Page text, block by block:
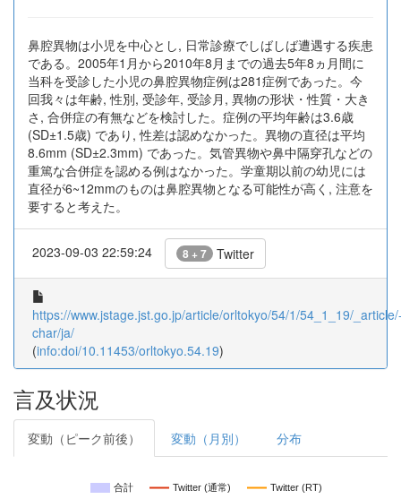
鼻腔異物は小児を中心とし, 日常診療でしばしば遭遇する疾患
である。2005年1月から2010年8月までの過去5年8ヵ月間に
当科を受診した小児の鼻腔異物症例は281症例であった。今
回我々は年齢, 性別, 受診年, 受診月, 異物の形状・性質・大き
さ, 合併症の有無などを検討した。症例の平均年齢は3.6歳
(SD±1.5歳) であり, 性差は認めなかった。異物の直径は平均
8.6mm (SD±2.3mm) であった。気管異物や鼻中隔穿孔などの
重篤な合併症を認める例はなかった。学童期以前の幼児には
直径が6~12mmのものは鼻腔異物となる可能性が高く, 注意を
要すると考えた。
2023-09-03 22:59:24 8 + 7 Twitter
https://www.jstage.jst.go.jp/article/orltokyo/54/1/54_1_19/
char/ja/
(info:doi/10.11453/orltokyo.54.19)
言及状況
変動（ピーク前後） 変動（月別） 分布
合計 Twitter (通常) Twitter (RT)